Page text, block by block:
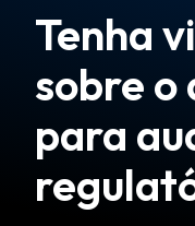
Tenha
sobre o
para